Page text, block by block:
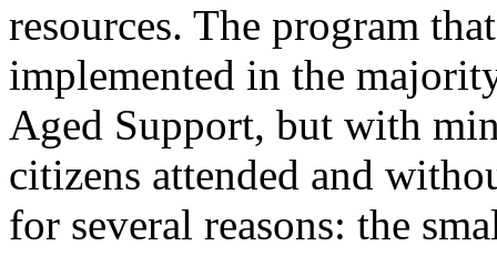
resources. The program
implemented in the
Aged Support, but with
citizens attended and
for several reasons: the